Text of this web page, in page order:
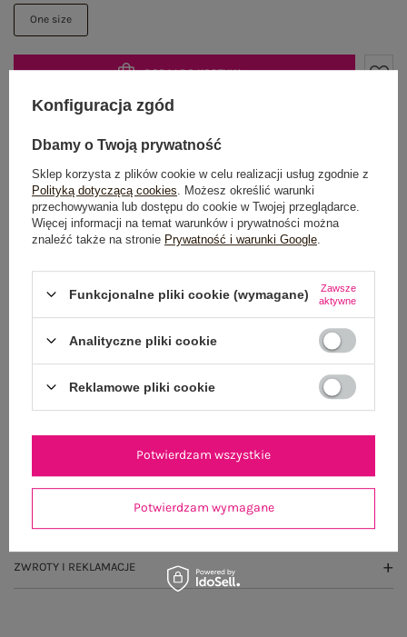
One size
DODAJ DO KOSZYKA
Możesz kupić także poprzez:
Dostawaod 7,99 zł
Do darmowej dostawy brakuje 200,00 zł
Wysyłka wponiedziałek
OPIS PRODUKTU
GŁÓWNE PARAMETRY
OPINIE O PRODUKCIE (0)
ZWROTY I REKLAMACJE
Konfiguracja zgód
Dbamy o Twoją prywatność
Sklep korzysta z plików cookie w celu realizacji usług zgodnie z
Polityką dotyczącą cookies . Możesz określić warunki
przechowywania lub dostępu do cookie w Twojej przeglądarce.
Więcej informacji na temat warunków i prywatności można
znaleźć także na stronie Prywatność i warunki Google
Funkcjonalne pliki cookie (wymagane)
Zawsze
aktywne
Analityczne pliki cookie
Reklamowe pliki cookie
Potwierdzam wymagane
Potwierdzam wszystkie